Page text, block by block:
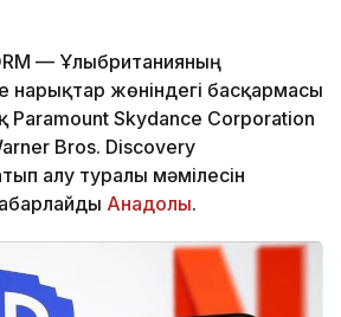
— Ұлыбританияның
нарықтар жөніндегі басқармасы
Paramount Skydance Corporation
Bros. Discovery
алу туралы мәмілесін
Анадолы.